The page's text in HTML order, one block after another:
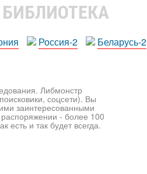
Россия-2
Беларусь-2
Либмонстр
соцсети). Вы
заинтересованными
- более 100
есть и так будет всегда.